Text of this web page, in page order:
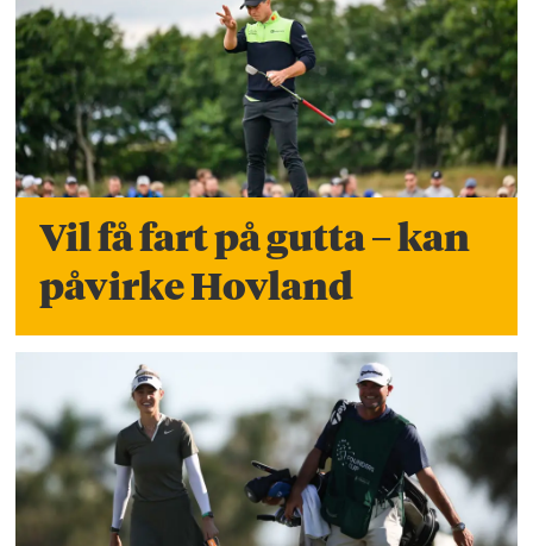
Vil få fart på gutta – kan
påvirke Hovland